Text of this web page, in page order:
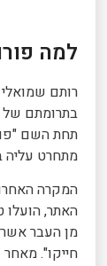
למה
בתרומתם של
תחת השם
מתחרט
האתר, הועלו
מן העבר אשר
חייקו".